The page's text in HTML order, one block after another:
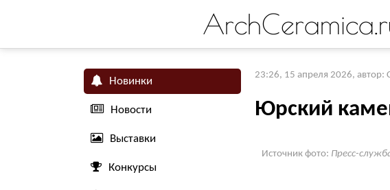
Новинки
Новости
Выставки
Конкурсы
23:26, 15 апреля 2026, автор:
Юрский
Источник фото: Пресс-